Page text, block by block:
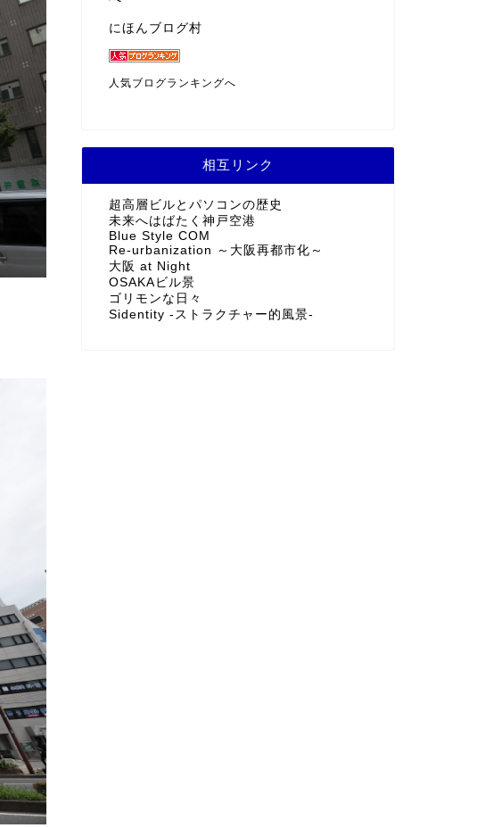
にほんブログ村
人気ブログランキングへ
相互リンク
超高層ビルとパソコンの歴史
未来へはばたく神戸空港
Blue Style COM
Re-urbanization ～大阪再都市化～
大阪 at Night
OSAKAビル景
ゴリモンな日々
Sidentity -ストラクチャー的風景-